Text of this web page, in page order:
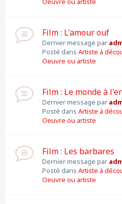
Film : L'amour ouf
Dernier message par
Posté dans Artiste à
Oeuvre ou artiste
Film : Le monde à
Dernier message par
Posté dans Artiste à
Oeuvre ou artiste
Film : Les barbares
Dernier message par
Posté dans Artiste à
Oeuvre ou artiste